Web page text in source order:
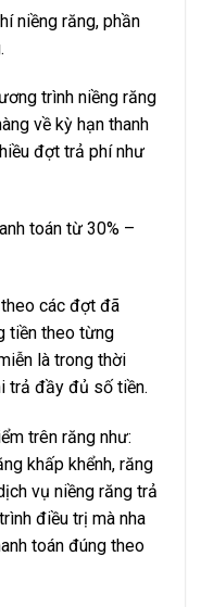
niềng răng, phần
trình niềng răng
về kỳ hạn thanh
đợt trả phí như
toán từ 30% –
các đợt đã
tiền theo từng
là trong thời
trả đầy đủ số tiền.
trên răng như:
khấp khểnh, răng
vụ niềng răng trả
điều trị mà nha
toán đúng theo